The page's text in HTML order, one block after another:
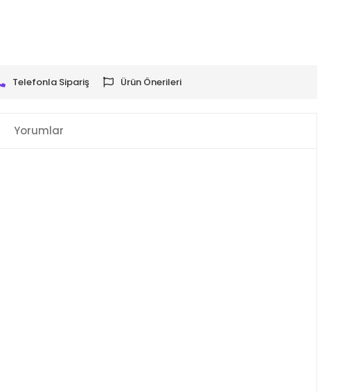
Telefonla Sipariş Ürün Önerileri
Yorumlar